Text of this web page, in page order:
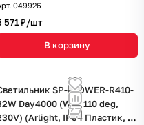
049926
571 ₽/шт
В корзину
SP-FLOWER-R410-
Day4000 (WH, 110 deg,
(Arlight, IP54 Пластик, 3